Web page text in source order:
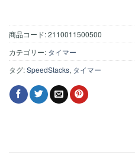
商品コード:2110011500500
カテゴリー: タイマー
タグ:SpeedStacks, タイマー